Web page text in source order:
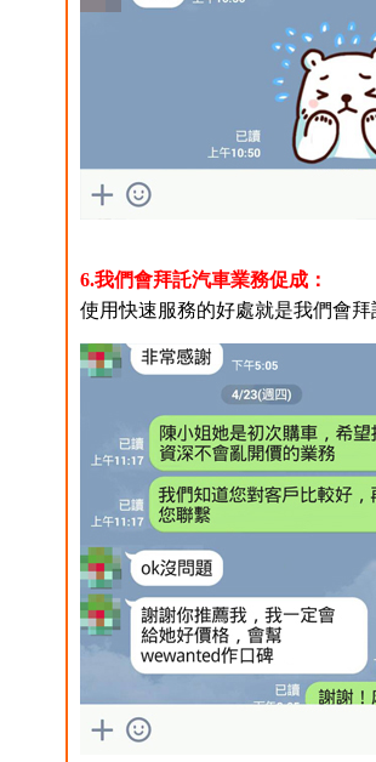
6.我們會拜託汽車業務促成：
使用快速服務的好處就是我們會